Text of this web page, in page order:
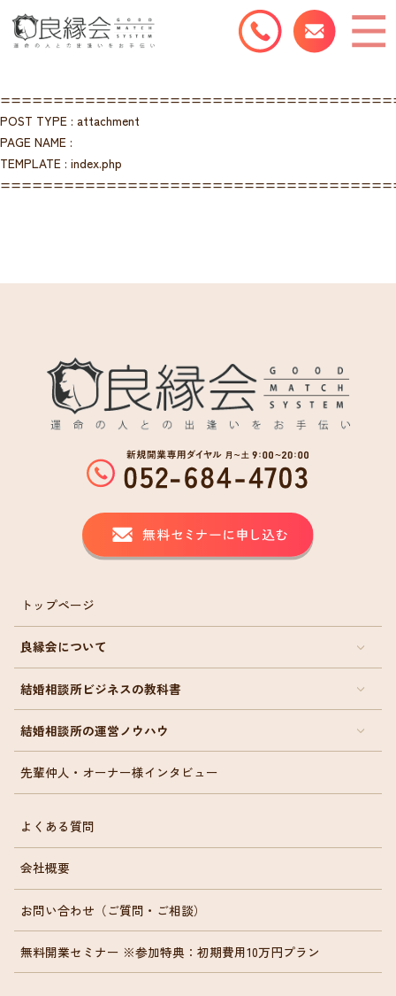
POST TYPE : attachment
PAGE NAME :
TEMPLATE : index.php
トップページ
良縁会について
結婚相談所ビジネスの教科書
結婚相談所の運営ノウハウ
先輩仲人・オーナー様インタビュー
よくある質問
会社概要
お問い合わせ（ご質問・ご相談）
無料開業セミナー ※参加特典：初期費用10万円プラン